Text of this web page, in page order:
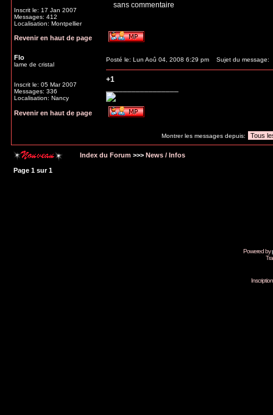
Inscrit le: 17 Jan 2007
Messages: 412
Flo
Inscrit le: 05 Mar 2007
Messages: 336
Posté le: Lun Aoû 04, 2008 6:29 pm Sujet du message:
_________________
Montrer les messages depuis:
Powered by